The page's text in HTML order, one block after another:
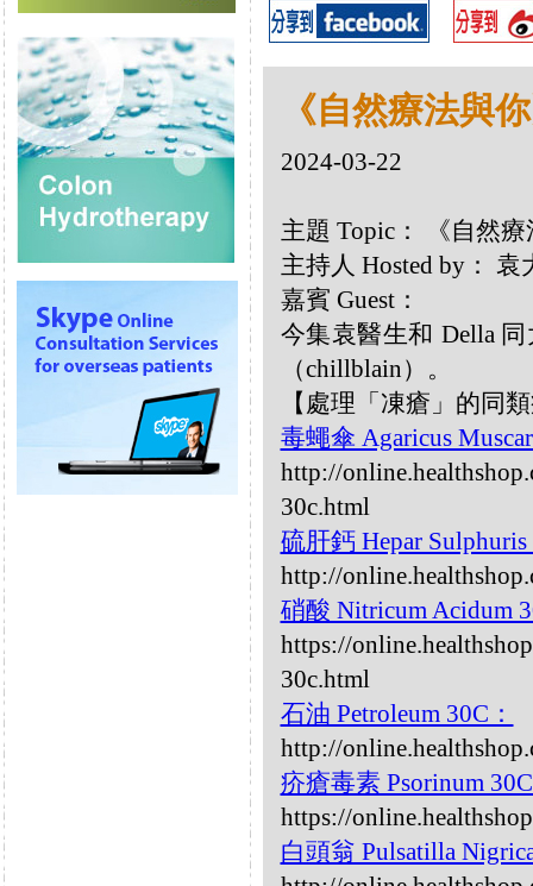
《自然療法與
2024-03-22
主題 Topic： 《自然
主持人 Hosted by：
嘉賓 Guest：
今集袁醫生和 Della
（chillblain）。
【處理「凍瘡」的同
毒蠅傘 Agaricus
http://
30c.html
硫肝鈣 Hepar
http://
硝酸 Nitricum Acidum
https://
30c.html
石油 Petroleum 30C：
http://
疥瘡毒素 Psorinum
https://
白頭翁 Pulsatilla